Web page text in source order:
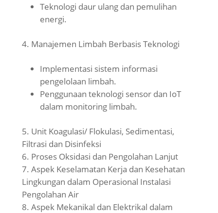
Teknologi daur ulang dan pemulihan
energi.
Manajemen Limbah Berbasis Teknologi
Implementasi sistem informasi
pengelolaan limbah.
Penggunaan teknologi sensor dan IoT
dalam monitoring limbah.
Unit Koagulasi/ Flokulasi, Sedimentasi,
Filtrasi dan Disinfeksi
Proses Oksidasi dan Pengolahan Lanjut
Aspek Keselamatan Kerja dan Kesehatan
Lingkungan dalam Operasional Instalasi
Pengolahan Air
Aspek Mekanikal dan Elektrikal dalam